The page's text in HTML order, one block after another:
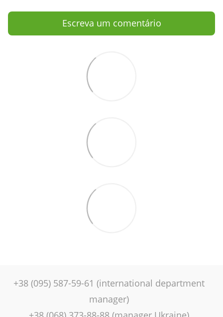
Escreva um comentário
+38 (095) 587-59-61 (international department
manager)